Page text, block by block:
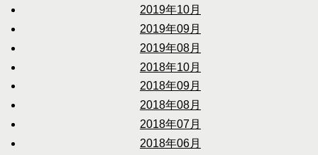
2019年10月
2019年09月
2019年08月
2018年10月
2018年09月
2018年08月
2018年07月
2018年06月